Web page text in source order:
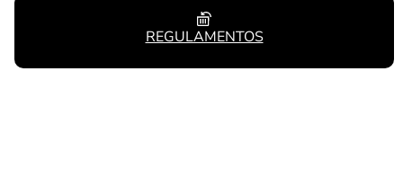
REGULAMENTOS